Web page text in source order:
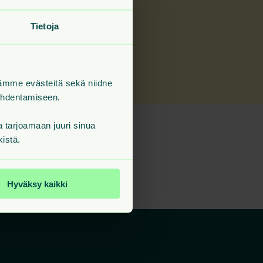
Tietoja
evästeitä sekä niidne
juuri sinua
Hyväksy kaikki
sivua tarjolla.